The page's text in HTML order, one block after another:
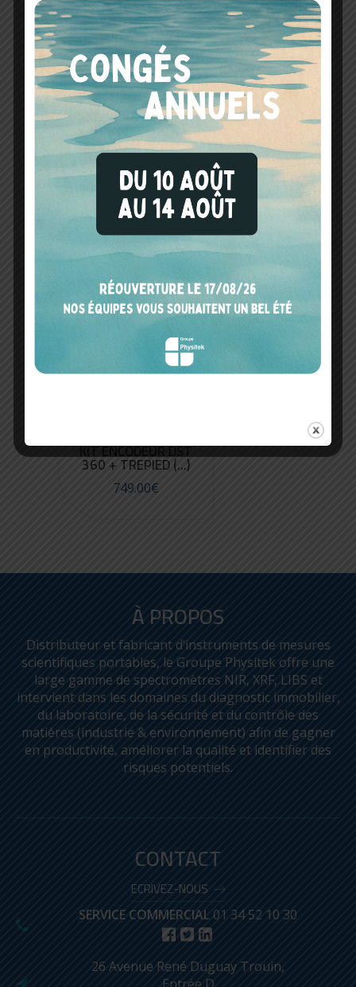
TÉLÉMÈTRE LEICA
DISTO™ D2 (...)
€
TÉLÉMÈTRE LEICA
DISTO™ X3 (...)
KIT ENCODEUR DST
360 + TREPIED (...)
749.00€
À PROPOS
Distributeur et fabricant d’instruments de mesures
scientifiques portables, le Groupe Physitek offre une
large gamme de spectromètres NIR, XRF, LIBS et
intervient dans les domaines du diagnostic immobilier,
du laboratoire, de la sécurité et du contrôle des
matières (industrie & environnement) afin de gagner
en productivité, améliorer la qualité et identifier des
risques potentiels.
CONTACT
ECRIVEZ-NOUS
SERVICE COMMERCIAL 01 34 52 10 30
26 Avenue René Duguay Trouin,